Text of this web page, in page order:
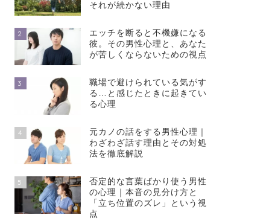
それが続かない理由
2
エッチを断ると不機嫌になる
彼。その男性心理と、あなた
が苦しくならないための視点
3
職場で避けられている気がす
る…と感じたときに起きてい
る心理
4
元カノの話をする男性心理｜
わざわざ話す理由とその対処
法を徹底解説
5
否定的な言葉ばかり使う男性
の心理｜本音の見分け方と
「立ち位置のズレ」という視
点